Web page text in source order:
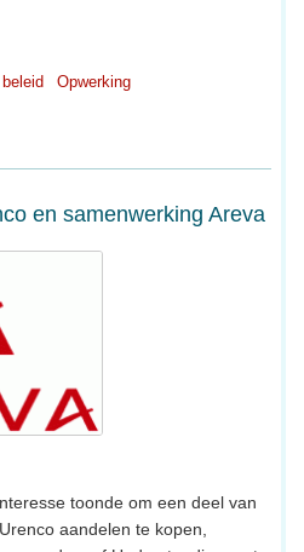
Opwerking
en samenwerking Areva
toonde om een deel van
aandelen te kopen,